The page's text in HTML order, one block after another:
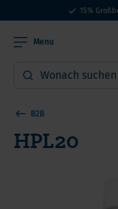
15%
Menu
B2B
HPL20